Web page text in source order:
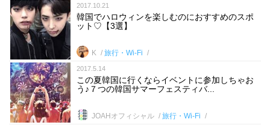
2017.10.21
韓国でハロウィンを楽しむのにおすすめのスポ
ット♡【3選】
K 旅行・Wi-Fi
2017.5.14
この夏韓国に行くならイベントに参加しちゃお
う♪７つの韓国サマーフェスティバ...
JOAHオフィシャル 旅行・Wi-Fi